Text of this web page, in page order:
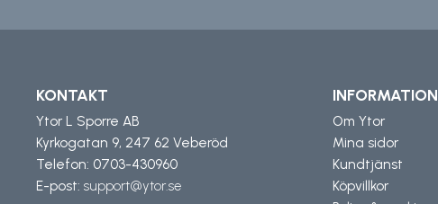
KONTAKT
Ytor L Sporre AB
Kyrkogatan 9, 247 62 Veberöd
Telefon: 0703-430960
E-post: support@ytor.se
INFORMATION
Om Ytor
Mina sidor
Kundtjänst
Köpvillkor